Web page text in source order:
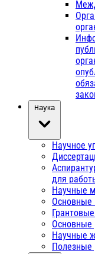
Наука
Научное
для
Научные
Основные
Основные
Научные
Полезные